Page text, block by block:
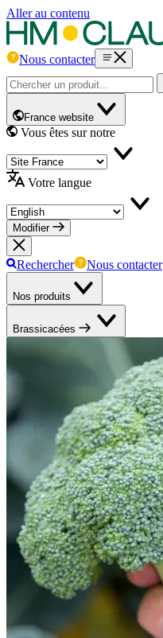
Aller au contenu
Nous contacter
France website
Vous êtes sur notre
Votre langue
Modifier
Rechercher Nous contacter
Nos produits
Brassicacées